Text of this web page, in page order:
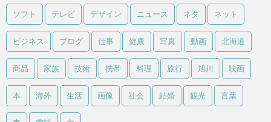
ソフト テレビ デザイン ニュース ネタ ネット
ビジネス ブログ 仕事 健康 写真 動画 北海道
商品 家族 技術 携帯 料理 旅行 旭川 映画
本 海外 生活 画像 社会 結婚 観光 言葉